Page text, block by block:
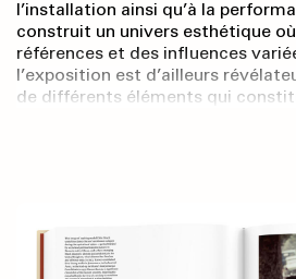
l’installation ainsi qu’à la
construit un univers esthétique
références et des influences
l’exposition est d’ailleurs
de différents éléments qui